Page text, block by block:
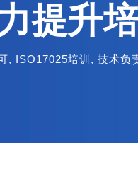
提升
, ISO17025培训 , 技术负